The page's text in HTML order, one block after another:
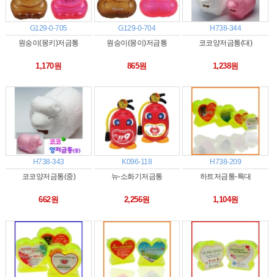
G129-0-705
원숭이(몽키)저금통
1,170원
G129-0-704
원숭이(몽이)저금통
865원
H738-344
코코양저금통(대)
1,238원
H738-343
코코양저금통(중)
662원
K096-118
뉴-소화기저금통
2,256원
H738-209
하트저금통-특대
1,104원